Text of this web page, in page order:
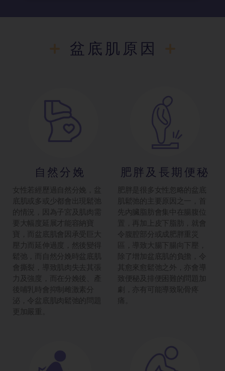
盆底肌原因
自然分娩
女性若經歷過自然分娩，盆
底肌或多或少都會出現鬆弛
的情況，因為子宮及肌肉需
要大幅度延展才能容納寶
寶，而盆底肌會因承受巨大
壓力而延伸過度，然後變得
鬆弛，而自然分娩時盆底肌
會撕裂，導致肌肉失去其張
力及強度，而在分娩後、產
後哺乳時會抑制雌激素分
泌，令盆底肌肉鬆弛的問題
更加嚴重。
肥胖及長期便秘
肥胖是很多女性忽略的盆底
肌鬆弛的主要原因之一，首
先內臟脂肪會集中在腸腹位
置，再加上皮下脂肪，就會
令腹腔部分或成肥胖重災
區，導致大腸下腸向下壓，
除了增加盆底肌的負擔，令
其愈來愈鬆弛之外，亦會導
致便秘及排便困難的問題加
劇，亦有可能導致恥骨疼
痛。